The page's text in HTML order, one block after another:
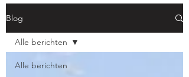
Blog
Alle berichten
Alle berichten